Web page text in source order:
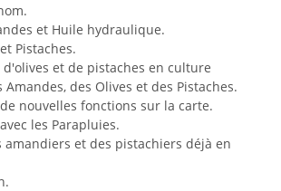
et Huile hydraulique.
Pistaches.
et de pistaches en culture
des Olives et des Pistaches.
nouvelles fonctions sur la carte.
les Parapluies.
et des pistachiers déjà en